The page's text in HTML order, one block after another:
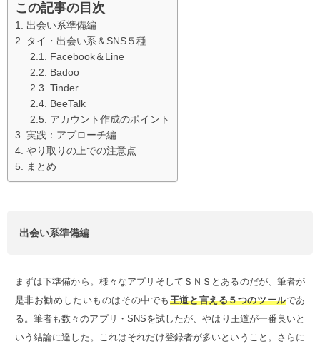
この記事の目次
出会い系準備編
タイ・出会い系＆SNS５種
Facebook＆Line
Badoo
Tinder
BeeTalk
アカウント作成のポイント
実践：アプローチ編
やり取りの上での注意点
まとめ
出会い系準備編
まずは下準備から。様々なアプリそしてＳＮＳとあるのだが、筆者が
是非お勧めしたいものはその中でも 王道と言える５つのツールであ
る。筆者も数々のアプリ・SNSを試したが、やはり王道が一番良いと
いう結論に達した。これはそれだけ登録者が多いということ。さらに